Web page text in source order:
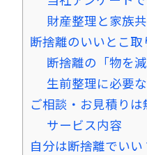
財産整理と家族
断捨離のいいとこ
断捨離の「物を
生前整理に必要
ご相談・お見積りは
サービス内容
自分は断捨離でい